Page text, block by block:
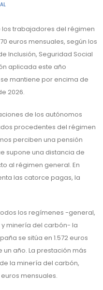
trabajadores del régimen
euros mensuales, según los
Inclusión, Seguridad Social
aplicada este año
mantiene por encima de
2026.
de los autónomos
procedentes del régimen
perciben una pensión
supone una distancia de
al régimen general. En
las catorce pagas, la
los regímenes -general,
minería del carbón- la
se sitúa en 1.572 euros
un año. La prestación más
la minería del carbón,
mensuales.